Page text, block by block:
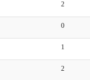
2
0
1
2